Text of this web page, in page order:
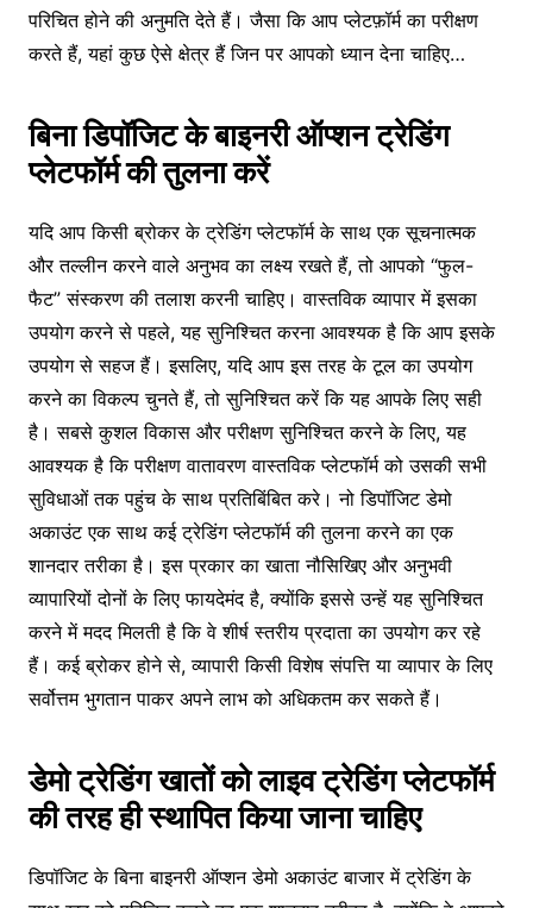
परिचित होने की अनुमति देते हैं। जैसा कि आप प्लेटफ़ॉर्म का परीक्षण
करते हैं, यहां कुछ ऐसे क्षेत्र हैं जिन पर आपको ध्यान देना चाहिए…
बिना डिपॉजिट के बाइनरी ऑप्शन ट्रेडिंग
प्लेटफॉर्म की तुलना करें
यदि आप किसी ब्रोकर के ट्रेडिंग प्लेटफॉर्म के साथ एक सूचनात्मक
और तल्लीन करने वाले अनुभव का लक्ष्य रखते हैं, तो आपको “फुल-
फैट” संस्करण की तलाश करनी चाहिए। वास्तविक व्यापार में इसका
उपयोग करने से पहले, यह सुनिश्चित करना आवश्यक है कि आप इसके
उपयोग से सहज हैं। इसलिए, यदि आप इस तरह के टूल का उपयोग
करने का विकल्प चुनते हैं, तो सुनिश्चित करें कि यह आपके लिए सही
है। सबसे कुशल विकास और परीक्षण सुनिश्चित करने के लिए, यह
आवश्यक है कि परीक्षण वातावरण वास्तविक प्लेटफॉर्म को उसकी सभी
सुविधाओं तक पहुंच के साथ प्रतिबिंबित करे। नो डिपॉजिट डेमो
अकाउंट एक साथ कई ट्रेडिंग प्लेटफॉर्म की तुलना करने का एक
शानदार तरीका है। इस प्रकार का खाता नौसिखिए और अनुभवी
व्यापारियों दोनों के लिए फायदेमंद है, क्योंकि इससे उन्हें यह सुनिश्चित
करने में मदद मिलती है कि वे शीर्ष स्तरीय प्रदाता का उपयोग कर रहे
हैं। कई ब्रोकर होने से, व्यापारी किसी विशेष संपत्ति या व्यापार के लिए
सर्वोत्तम भुगतान पाकर अपने लाभ को अधिकतम कर सकते हैं।
डेमो ट्रेडिंग खातों को लाइव ट्रेडिंग प्लेटफॉर्म
की तरह ही स्थापित किया जाना चाहिए
डिपॉजिट के बिना बाइनरी ऑप्शन डेमो अकाउंट बाजार में ट्रेडिंग के